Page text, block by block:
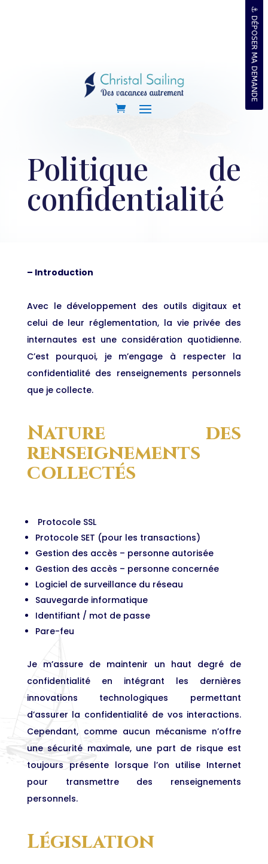
⚓ DÉPOSER MA DEMANDE
Politique de
confidentialité
– Introduction
Avec le développement des outils digitaux et
celui de leur réglementation, la vie privée des
internautes est une considération quotidienne.
C’est pourquoi, je m’engage à respecter la
confidentialité des renseignements personnels
que je collecte.
Nature des
renseignements
collectés
Protocole SSL
Protocole SET (pour les transactions)
Gestion des accès – personne autorisée
Gestion des accès – personne concernée
Logiciel de surveillance du réseau
Sauvegarde informatique
Identifiant / mot de passe
Pare-feu
Je m’assure de maintenir un haut degré de
confidentialité en intégrant les dernières
innovations technologiques permettant
d’assurer la confidentialité de vos interactions.
Cependant, comme aucun mécanisme n’offre
une sécurité maximale, une part de risque est
toujours présente lorsque l’on utilise Internet
pour transmettre des renseignements
personnels.
Législation